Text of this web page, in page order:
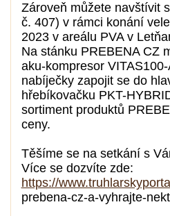
Zároveň můžete navštívit
č. 407) v rámci konání
2023 v areálu PVA v
Na stánku PREBENA CZ
aku-kompresor
nabíječky zapojit se do
hřebíkovačku PKT-
sortiment produktů
ceny.
Těšíme se na setkání s
Více se dozvíte zde:
https://
prebena-cz-a-vyhrajte-